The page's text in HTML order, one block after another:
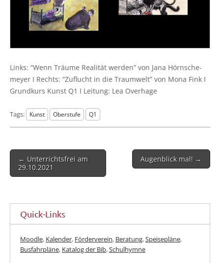
Links: “Wenn Träu­me Rea­li­tät wer­den” von Jana Hörn­sche­
mey­er I Rechts: “Zuflucht in die Traum­welt” von Mona Fink I
Grund­kurs Kunst Q1 I Lei­tung: Lea Overhage
Tags: Kunst Oberstufe Q1
Post
navigation
← Unterrichtsfrei am
29.10.2021
Augenblick mal! →
Quick-Links
Moodle, Kalender, Förderverein, Beratung,Speisepläne,
Busfahrpläne, Katalog der Bib,Schulhymne